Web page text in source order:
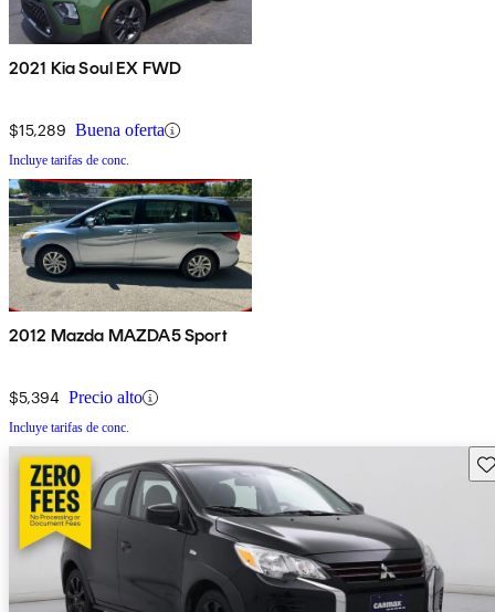
2021 Kia Soul EX FWD
$15,289 Buena oferta
Incluye tarifas de conc.
2012 Mazda MAZDA5 Sport
$5,394 Precio alto
Incluye tarifas de conc.